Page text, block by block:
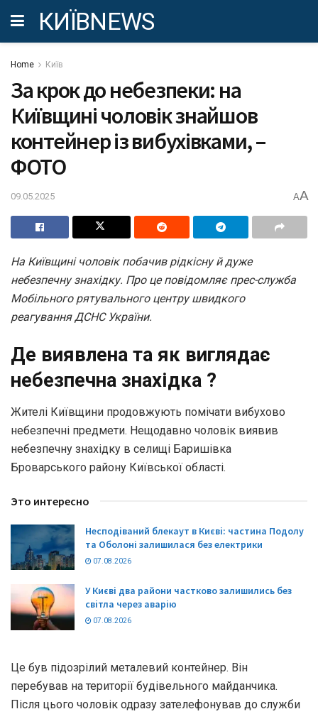
КИЇВNEWS
Home Київ
За крок до небезпеки: на
Київщині чоловік знайшов
контейнер із вибухівками, –
ФОТО
09.05.2025 AA
На Київщині чоловік побачив рідкісну й дуже
небезпечну знахідку. Про це повідомляє прес-служба
Мобільного рятувального центру швидкого
реагування ДСНС України.
Де виявлена та як виглядає
небезпечна знахідка ?
Жителі Київщини продовжують помічати вибухово
небезпечні предмети. Нещодавно чоловік виявив
небезпечну знахідку в селищі Баришівка
Броварського району Київської області.
Это интересно
Несподіваний блекаут в Києві: частина Подолу
та Оболоні залишилася без електрики
07.08.2026
У Києві два райони частково залишились без
світла через аварію
07.08.2026
Це був підозрілий металевий контейнер. Він
перебував на території будівельного майданчика.
Після цього чоловік одразу зателефонував до служби